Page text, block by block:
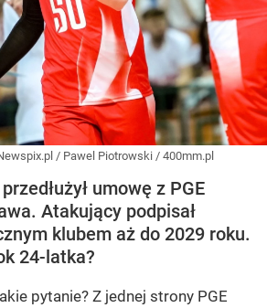
/ Pawel Piotrowski / 400mm.pl
umowę z PGE
Atakujący podpisał
klubem aż do 2029 roku.
24-latka?
pytanie? Z jednej strony PGE